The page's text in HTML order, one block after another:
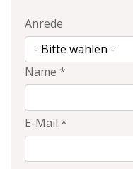
Anrede
- Bitte wählen -
Name *
E-Mail *